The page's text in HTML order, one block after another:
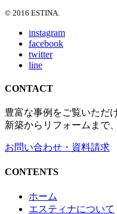
© 2016 ESTINA.
instagram
facebook
twitter
line
CONTACT
豊富な事例をご覧いただ
新築からリフォームまで
お問い合わせ・資料請求
CONTENTS
ホーム
エスティナについて